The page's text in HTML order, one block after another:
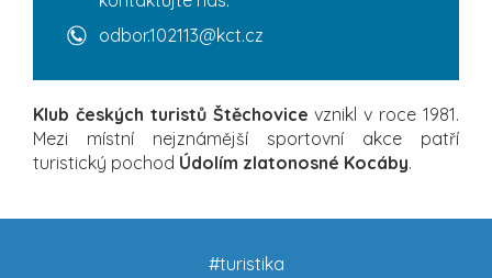
odbor.102113@kct.cz
Klub českých turistů Štěchovice vznikl v roce 1981.
Mezi místní nejznámější sportovní akce patří
turistický pochod Údolím zlatonosné Kocáby.
#turistika